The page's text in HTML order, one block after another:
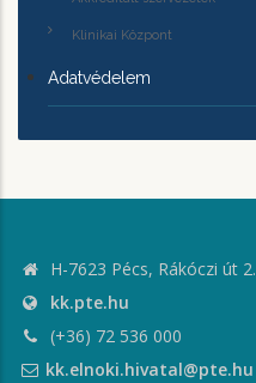
Klinikai Központ
Adatvédelem
H-7623 Pécs, Rákóczi út 2.
kk.pte.hu
(+36) 72 536 000
kk.elnoki.hivatal@pte.hu